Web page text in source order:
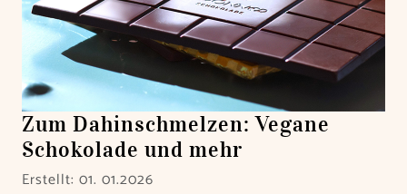
Zum Dahinschmelzen: Vegane
Schokolade und mehr
Erstellt: 01. 01.2026